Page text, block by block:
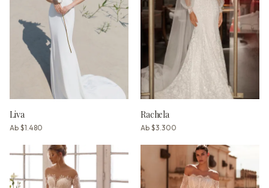
Liva
Ab $1.480
Rachela
Ab $3.300